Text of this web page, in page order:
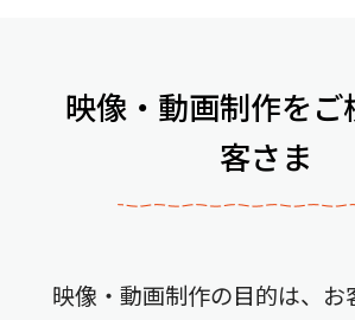
映像・動画制作をご
客さま
映像・動画制作の目的は、お